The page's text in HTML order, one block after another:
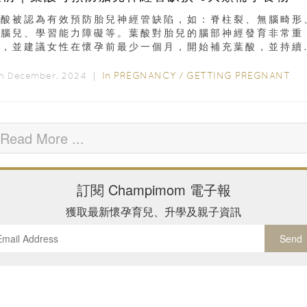
被認為有效預防胎兒神經管缺陷，如：脊柱裂、無腦畸形
兒、學習能力障礙等。葉酸對胎兒的腦部神經發育非常重
並建議女性在懷孕前最少一個月，開始補充葉酸，並持續
December, 2024 ｜ In PREGNANCY / GETTING PREGNANT
Read More ...
訂閱 Champimom 電子報
獲取最新懷孕育兒、升學及親子資訊
Send